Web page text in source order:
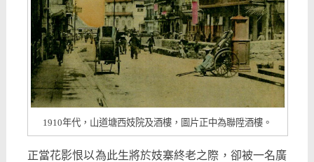
1910年代，山道塘西妓院及酒樓，圖片正中為聯陞酒樓。
正當花影恨以為此生將於妓寨終老之際，卻被一名廣